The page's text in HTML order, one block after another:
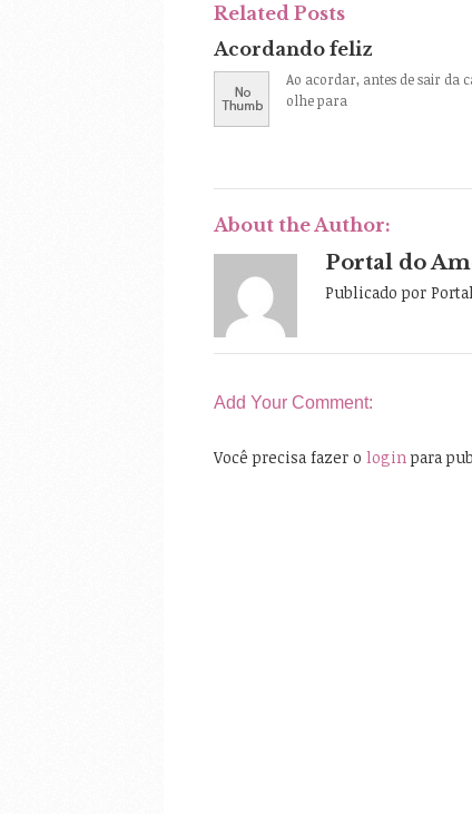
Related Posts
Acordando feliz
Ao acordar, antes de sair da
olhe para
About the Author:
Portal do
Publicado por
Add Your Comment:
Você precisa fazer o login para